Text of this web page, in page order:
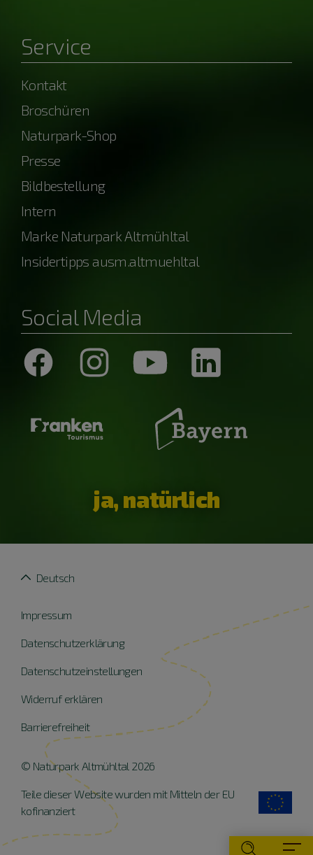
Service
Kontakt
Broschüren
Naturpark-Shop
Presse
Bildbestellung
Intern
Marke Naturpark Altmühltal
Insidertipps ausm.altmuehltal
Social Media
ja, natürlich
Impressum
Datenschutzerklärung
Datenschutzeinstellungen
Widerruf erklären
Barrierefreiheit
Deutsch
© Naturpark Altmühltal 2026
Teile dieser Website wurden mit Mitteln der EU
kofinanziert